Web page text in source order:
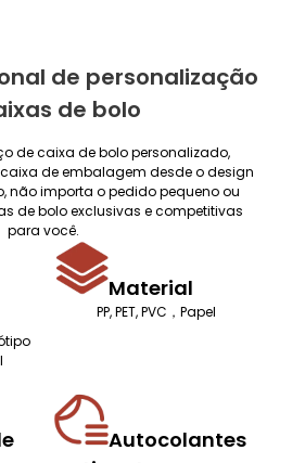
de personalização
de bolo
de caixa de bolo personalizado,
de embalagem desde o design
não importa o pedido pequeno ou
de bolo exclusivas e competitivas
para você.
Material
PP, PET, PVC，Papel
Autocolantes